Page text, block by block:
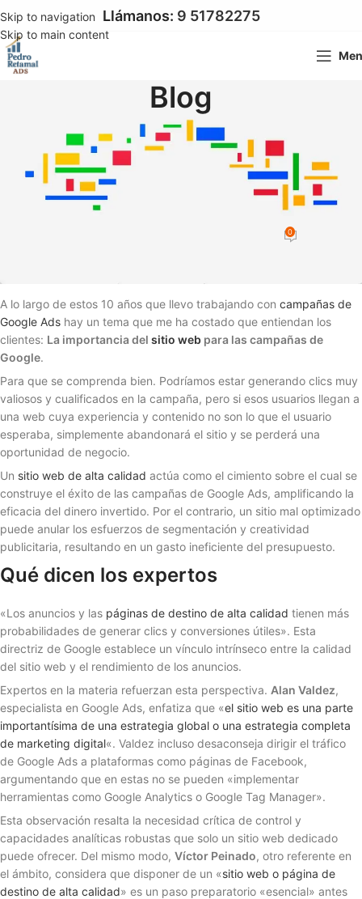
Skip to navigation
Skip to main content
Llámanos: 9 51782275
Blog
GOOGLE ADS
Sitios Web y Google Ads: El Pilar
Fundamental para el Éxito de tus
0
A lo largo de estos 10 años que llevo trabajando con campañas de
Google Ads hay un tema que me ha costado que entiendan los
clientes: La importancia del sitio web para las campañas de
Google.
Para que se comprenda bien. Podríamos estar generando clics muy
valiosos y cualificados en la campaña, pero si esos usuarios llegan a
una web cuya experiencia y contenido no son lo que el usuario
esperaba, simplemente abandonará el sitio y se perderá una
oportunidad de negocio.
Un sitio web de alta calidad actúa como el cimiento sobre el cual se
construye el éxito de las campañas de Google Ads, amplificando la
eficacia del dinero invertido. Por el contrario, un sitio mal optimizado
puede anular los esfuerzos de segmentación y creatividad
publicitaria, resultando en un gasto ineficiente del presupuesto.
Qué dicen los expertos
«Los anuncios y las páginas de destino de alta calidad tienen más
probabilidades de generar clics y conversiones útiles». Esta
directriz de Google establece un vínculo intrínseco entre la calidad
del sitio web y el rendimiento de los anuncios.
Expertos en la materia refuerzan esta perspectiva. Alan Valdez,
especialista en Google Ads, enfatiza que «el sitio web es una parte
importantísima de una estrategia global o una estrategia completa
de marketing digital«. Valdez incluso desaconseja dirigir el tráfico
de Google Ads a plataformas como páginas de Facebook,
argumentando que en estas no se pueden «implementar
herramientas como Google Analytics o Google Tag Manager».
Esta observación resalta la necesidad crítica de control y
capacidades analíticas robustas que solo un sitio web dedicado
puede ofrecer. Del mismo modo, Víctor Peinado, otro referente en
el ámbito, considera que disponer de un «sitio web o página de
destino de alta calidad» es un paso preparatorio «esencial» antes